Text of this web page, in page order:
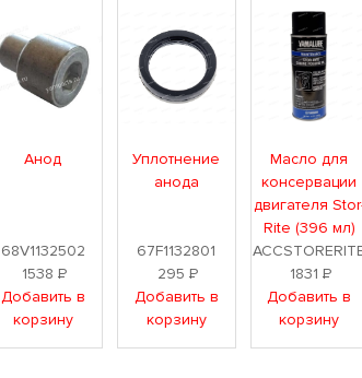
Анод
68V1132502
1538Р
Добавить в
корзину
Уплотнение
анода
67F1132801
295 Р
Добавить в
корзину
Масло для
консервации
двигателя
Rite (396 мл)
1831Р
Добавить в
корзину